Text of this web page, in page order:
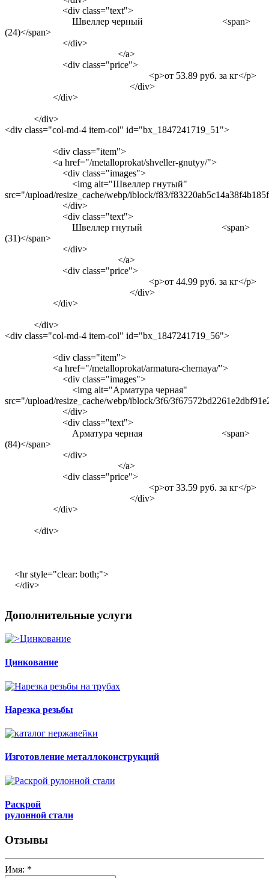
<div class="text">
Швеллер черный <span>
(24)</span>
</div>
</a>
<div class="price">
<p>от 53.89 руб. за кг</p>
</div>
</div>
</div>
<div class="col-md-4 item-col" id="bx_1847241719_51">
<div class="item">
<a href="/metalloprokat/shveller-gnutyy/">
<div class="images">
<img alt="Швеллер гнутый"
src="/upload/resize_cache/webp/iblock/f83/
</div>
<div class="text">
Швеллер гнутый <span>
(31)</span>
</div>
</a>
<div class="price">
<p>от 44.99 руб. за кг</p>
</div>
</div>
</div>
<div class="col-md-4 item-col" id="bx_1847241719_56">
<div class="item">
<a href="/metalloprokat/armatura-chernaya/">
<div class="images">
<img alt="Арматура черная"
src="/upload/resize_cache/webp/iblock/3f6/
</div>
<div class="text">
Арматура черная <span>
(84)</span>
</div>
</a>
<div class="price">
<p>от 33.59 руб. за кг</p>
</div>
</div>
</div>
<hr style="clear: both;">
</div>
Дополнительные услуги
Цинкование
Нарезка резьбы
Изготовление металлоконструкций
Раскрой
рулонной стали
Отзывы
Имя: *